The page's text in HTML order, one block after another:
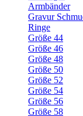
Armbänder
Gravur
Ringe
Größe 44
Größe 46
Größe 48
Größe 50
Größe 52
Größe 54
Größe 56
Größe 58